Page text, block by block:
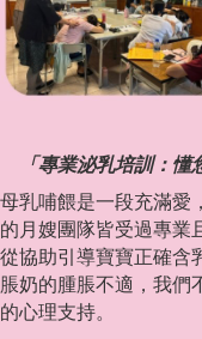
「專業泌乳培訓：
母乳哺餵是一段充滿愛
的月嫂團隊皆受過專業
從協助引導寶寶正確含
脹奶的腫脹不適，我們
的心理支持。